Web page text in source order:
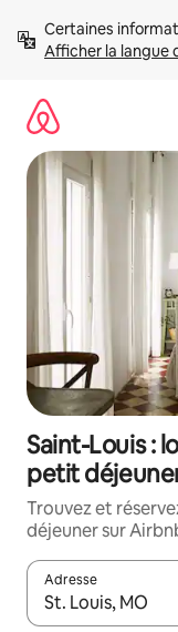
directement
Afficher la langue
Saint-Louis :
petit
Trouvez et
déjeuner sur
Adresse
Lorsque les